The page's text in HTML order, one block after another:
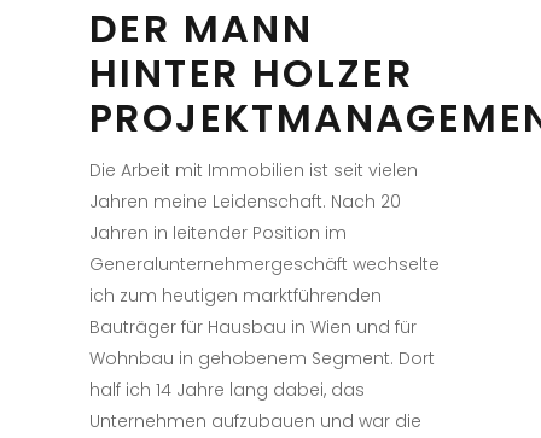
DER MANN
HINTER HOLZER
Die Arbeit mit Immobilien ist seit vielen
Jahren meine Leidenschaft. Nach 20
Jahren in leitender Position im
Generalunternehmergeschäft wechselte
ich zum heutigen marktführenden
Bauträger für Hausbau in Wien und für
Wohnbau in gehobenem Segment. Dort
half ich 14 Jahre lang dabei, das
Unternehmen aufzubauen und war die